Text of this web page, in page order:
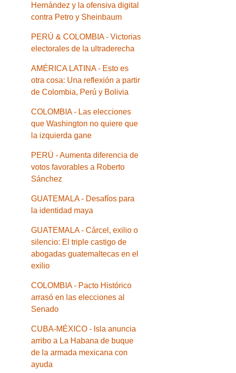
Hernández y la ofensiva digital
contra Petro y Sheinbaum
PERÚ & COLOMBIA - Victorias
electorales de la ultraderecha
AMÉRICA LATINA - Esto es
otra cosa: Una reflexión a partir
de Colombia, Perú y Bolivia
COLOMBIA - Las elecciones
que Washington no quiere que
la izquierda gane
PERÚ - Aumenta diferencia de
votos favorables a Roberto
Sánchez
GUATEMALA - Desafíos para
la identidad maya
GUATEMALA - Cárcel, exilio o
silencio: El triple castigo de
abogadas guatemaltecas en el
exilio
COLOMBIA - Pacto Histórico
arrasó en las elecciones al
Senado
CUBA-MÉXICO - Isla anuncia
arribo a La Habana de buque
de la armada mexicana con
ayuda